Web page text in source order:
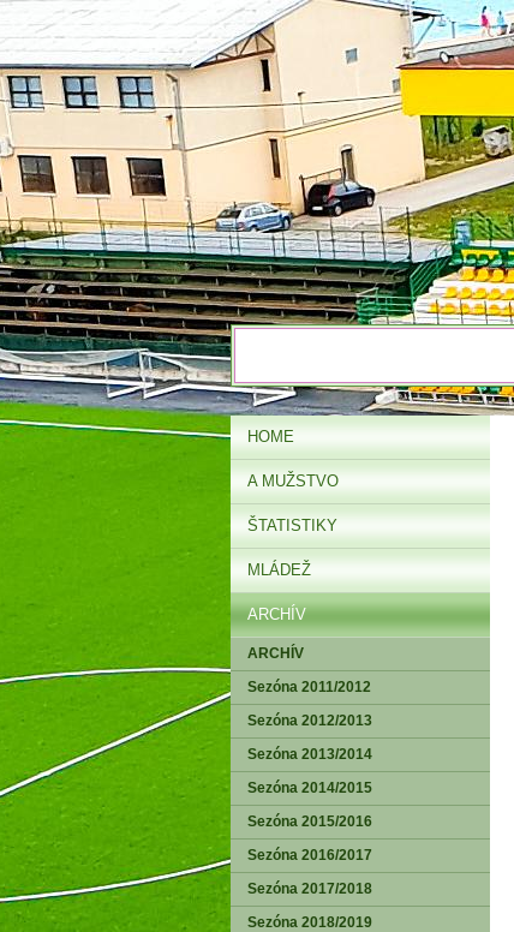
HOME
A MUŽSTVO
ŠTATISTIKY
MLÁDEŽ
ARCHÍV
ARCHÍV
Sezóna 2011/2012
Sezóna 2012/2013
Sezóna 2013/2014
Sezóna 2014/2015
Sezóna 2015/2016
Sezóna 2016/2017
Sezóna 2017/2018
Sezóna 2018/2019